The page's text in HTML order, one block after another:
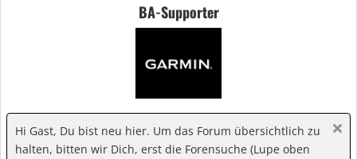
BA-Supporter
Hi Gast, Du bist neu hier. Um das Forum übersichtlich zu
halten, bitten wir Dich, erst die Forensuche (Lupe oben